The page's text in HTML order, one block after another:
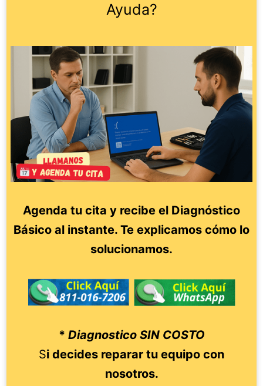
Ayuda?
Agenda tu cita y recibe el Diagnóstico
Básico al instante. Te explicamos cómo lo
solucionamos.
* Diagnostico SIN COSTO
Si decides reparar tu equipo con
nosotros.